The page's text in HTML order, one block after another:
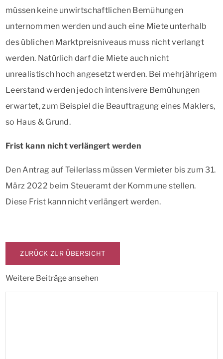
müssen keine unwirtschaftlichen Bemühungen
unternommen werden und auch eine Miete unterhalb
des üblichen Marktpreisniveaus muss nicht verlangt
werden. Natürlich darf die Miete auch nicht
unrealistisch hoch angesetzt werden. Bei mehrjährigem
Leerstand werden jedoch intensivere Bemühungen
erwartet, zum Beispiel die Beauftragung eines Maklers,
so Haus & Grund.
Frist kann nicht verlängert werden
Den Antrag auf Teilerlass müssen Vermieter bis zum 31.
März 2022 beim Steueramt der Kommune stellen.
Diese Frist kann nicht verlängert werden.
ZURÜCK ZUR ÜBERSICHT
Weitere Beiträge ansehen